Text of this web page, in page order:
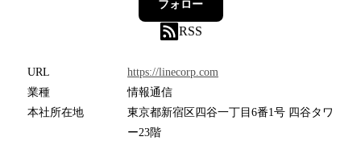
フォロー
RSS
URL
https://linecorp.com
業種
情報通信
本社所在地
東京都新宿区四谷一丁目6番1号 四谷タワ
ー23階